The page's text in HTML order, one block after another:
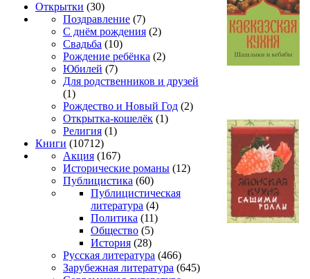
Открытки (30)
Поздравление (7)
С днём рождения (2)
Свадьба (10)
Рождение ребёнка (2)
Юбилей (7)
Для родственников и друзей
(1)
Рождество и Новый Год (2)
Открытка-кошелёк (1)
Религия (1)
Книги (10712)
Акция (167)
Исторические романы (12)
Публицистика (60)
Публицистическая
литература (4)
Политика (11)
Общество (5)
История (28)
Русская литература (466)
Зарубежная литература (645)